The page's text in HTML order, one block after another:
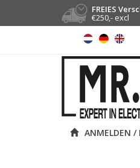
FREIES
€250,- excl
ANMELDEN /